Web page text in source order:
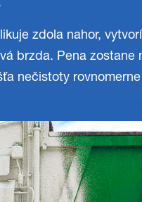
zdola nahor,
brzda. Pena zostane
nečistoty